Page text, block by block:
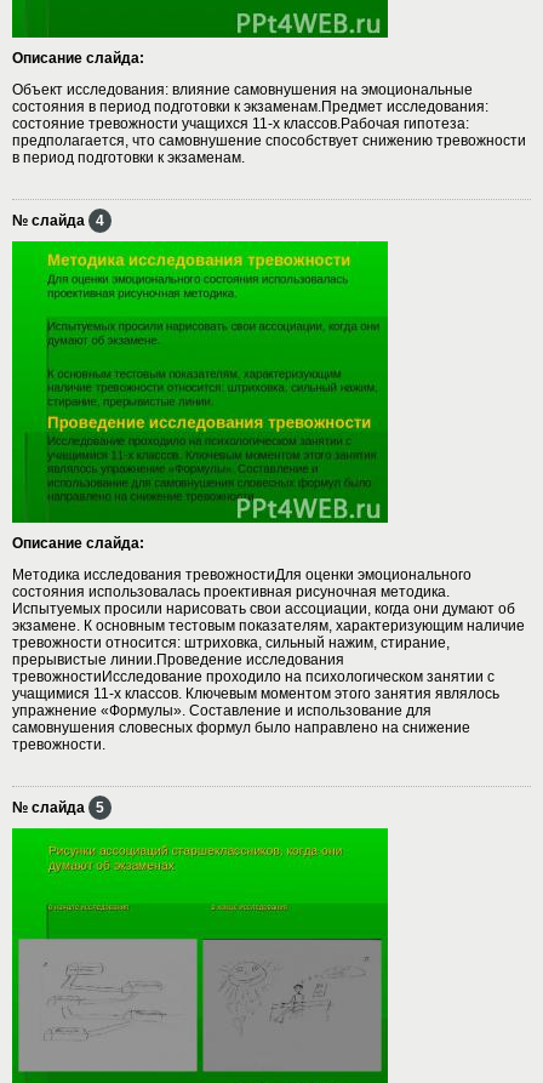
Описание слайда:
Объект исследования: влияние самовнушения на эмоциональные
состояния в период подготовки к экзаменам.Предмет исследования:
состояние тревожности учащихся 11-х классов.Рабочая гипотеза:
предполагается, что самовнушение способствует снижению тревожности
в период подготовки к экзаменам.
№ слайда 4
Описание слайда:
Методика исследования тревожностиДля оценки эмоционального
состояния использовалась проективная рисуночная методика.
Испытуемых просили нарисовать свои ассоциации, когда они думают об
экзамене. К основным тестовым показателям, характеризующим наличие
тревожности относится: штриховка, сильный нажим, стирание,
прерывистые линии.Проведение исследования
тревожностиИсследование проходило на психологическом занятии с
учащимися 11-х классов. Ключевым моментом этого занятия являлось
упражнение «Формулы». Составление и использование для
самовнушения словесных формул было направлено на снижение
тревожности.
№ слайда 5